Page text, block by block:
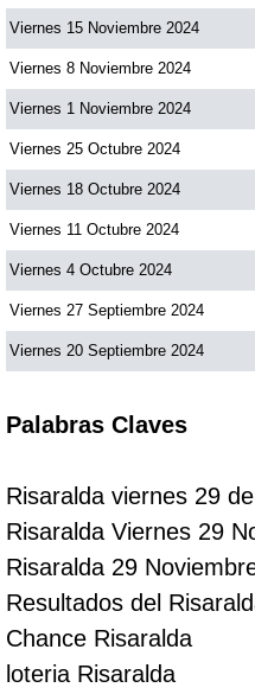
Viernes 15 Noviembre 2024
Viernes 8 Noviembre 2024
Viernes 1 Noviembre 2024
Viernes 25 Octubre 2024
Viernes 18 Octubre 2024
Viernes 11 Octubre 2024
Viernes 4 Octubre 2024
Viernes 27 Septiembre 2024
Viernes 20 Septiembre 2024
Palabras Claves
Risaralda viernes 29
Risaralda Viernes 29
Risaralda 29
Resultados del
Chance Risaralda
loteria Risaralda